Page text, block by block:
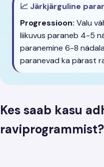
📈 Järkjärguline
Progressioon: Valu
liikuvus paraneb 4-5
paranemine 6-8
paranevad ka pärast
Kes saab kasu
raviprogrammist?